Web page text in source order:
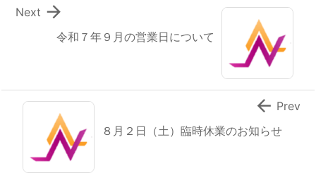
令和７年９月の営業日について

Next
８月２日（土）臨時休業のお知らせ
 Prev